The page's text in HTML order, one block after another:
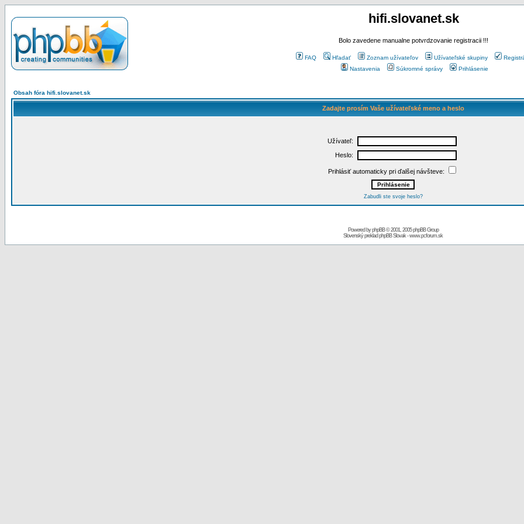
hifi.slovanet.sk
Bolo zavedene manualne potvrdzovanie registracii !!!
FAQ Hľadať Zoznam užívateľov Užívateľské skupiny
Nastavenia
Súkromné správy Prihlásenie
Obsah fóra hifi.slovanet.sk
Zadajte prosím Vaše užívateľské meno a heslo
Užívateľ:
Heslo:
Prihlásiť automaticky pri ďalšej návšteve:
Zabudli ste svoje heslo?
Powered byphpBB© 2001, 2005 phpBB Group
Slovenský preklad phpBB Slovak-www.pcforum.sk